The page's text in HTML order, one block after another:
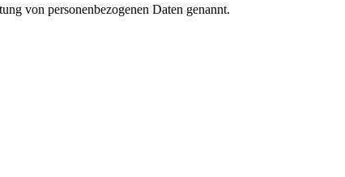
von personenbezogenen Daten genannt.